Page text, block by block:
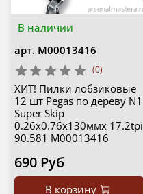
В наличии
арт. М00013416
(0)
ХИТ! Пилки лобзиковые
12 шт Pegas по дереву N1
Super Skip
0.26х0.76х130ммх 17.2tpi
90.581 М00013416
690 Руб
В корзину